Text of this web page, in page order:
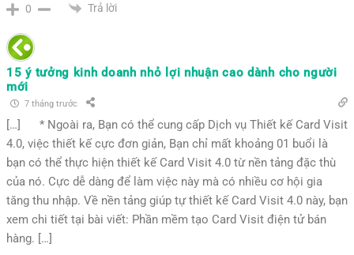
0 Trả lời
15 ý tưởng kinh doanh nhỏ lợi nhuận cao dành cho người
mới
7 tháng trước
[…] * Ngoài ra, Bạn có thể cung cấp Dịch vụ Thiết kế Card Visit
4.0, việc thiết kế cực đơn giản, Bạn chỉ mất khoảng 01 buổi là
bạn có thể thực hiện thiết kế Card Visit 4.0 từ nền tảng đặc thù
của nó. Cực dễ dàng để làm việc này mà có nhiều cơ hội gia
tăng thu nhập. Về nền tảng giúp tự thiết kế Card Visit 4.0 này, bạn
xem chi tiết tại bài viết: Phần mềm tạo Card Visit điện tử bán
hàng. […]